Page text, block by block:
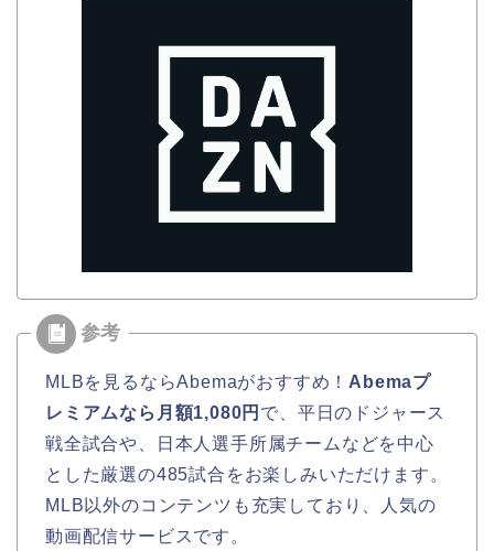
MLBを見るならAbemaがおすすめ！ Abemaプ
レミアムなら月額1,080円 で、平日のドジャース
戦全試合や、日本人選手所属チームなどを中心
とした厳選の485試合をお楽しみいただけます。
MLB以外のコンテンツも充実しており、人気の
動画配信サービスです。